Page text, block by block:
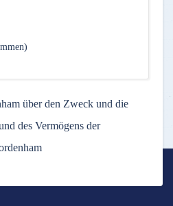
über den Zweck und die
des Vermögens der